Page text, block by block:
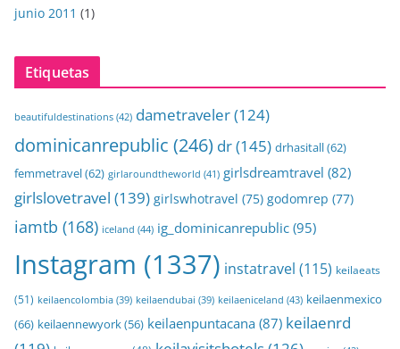
junio 2011 (1)
Etiquetas
beautifuldestinations (42) dametraveler(124)
dominicanrepublic (246) dr(145) drhasitall(62)
femmetravel(62) girlaroundtheworld (41) girlsdreamtravel (82)
girlslovetravel (139) girlswhotravel (75) godomrep (77)
iamtb (168) iceland (44) ig_dominicanrepublic (95)
Instagram (1337) instatravel (115) keilaeats
(51) keilaencolombia (39) keilaendubai (39) keilaeniceland (43) keilaenmexico
(66) keilaennewyork(56) keilaenpuntacana (87) keilaenrd